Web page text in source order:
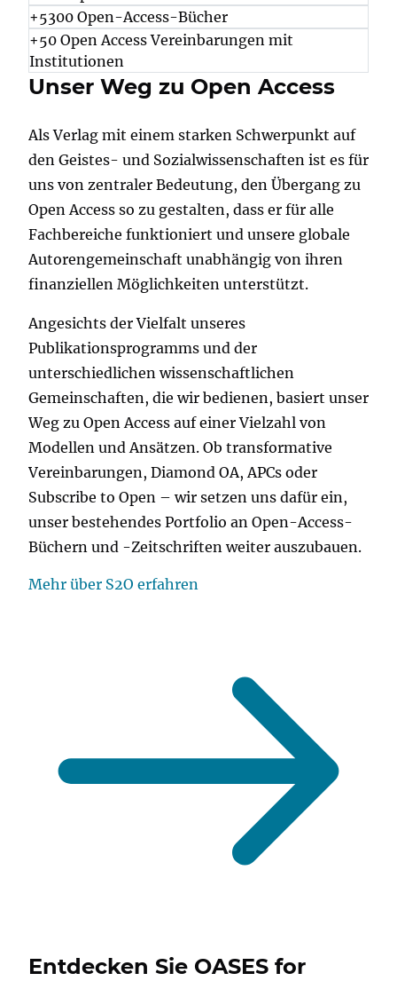
+5300 Open-Access-Bücher
+50 Open Access Vereinbarungen mit
Institutionen
Unser Weg zu Open Access
Als Verlag mit einem starken Schwerpunkt auf
den Geistes- und Sozialwissenschaften ist es für
uns von zentraler Bedeutung, den Übergang zu
Open Access so zu gestalten, dass er für alle
Fachbereiche funktioniert und unsere globale
Autorengemeinschaft unabhängig von ihren
finanziellen Möglichkeiten unterstützt.
Angesichts der Vielfalt unseres
Publikationsprogramms und der
unterschiedlichen wissenschaftlichen
Gemeinschaften, die wir bedienen, basiert unser
Weg zu Open Access auf einer Vielzahl von
Modellen und Ansätzen. Ob transformative
Vereinbarungen, Diamond OA, APCs oder
Subscribe to Open – wir setzen uns dafür ein,
unser bestehendes Portfolio an Open-Access-
Büchern und -Zeitschriften weiter auszubauen.
Mehr über S2O erfahren
Entdecken Sie OASES for